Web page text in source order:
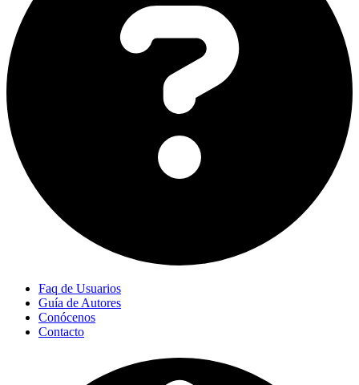
Faq de Usuarios
Guía de Autores
Conócenos
Contacto